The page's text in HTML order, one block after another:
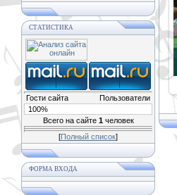
СТАТИСТИКА
Гости сайта
Пользователи
100%
Всего на сайте 1человек
[Полный список]
ФОРМА ВХОДА